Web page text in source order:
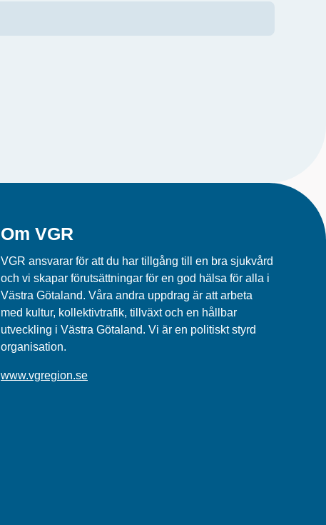
Om VGR
VGR ansvarar för att du har tillgång till en bra sjukvård
och vi skapar förutsättningar för en god hälsa för alla i
Västra Götaland. Våra andra uppdrag är att arbeta
med kultur, kollektivtrafik, tillväxt och en hållbar
utveckling i Västra Götaland. Vi är en politiskt styrd
organisation.
www.vgregion.se